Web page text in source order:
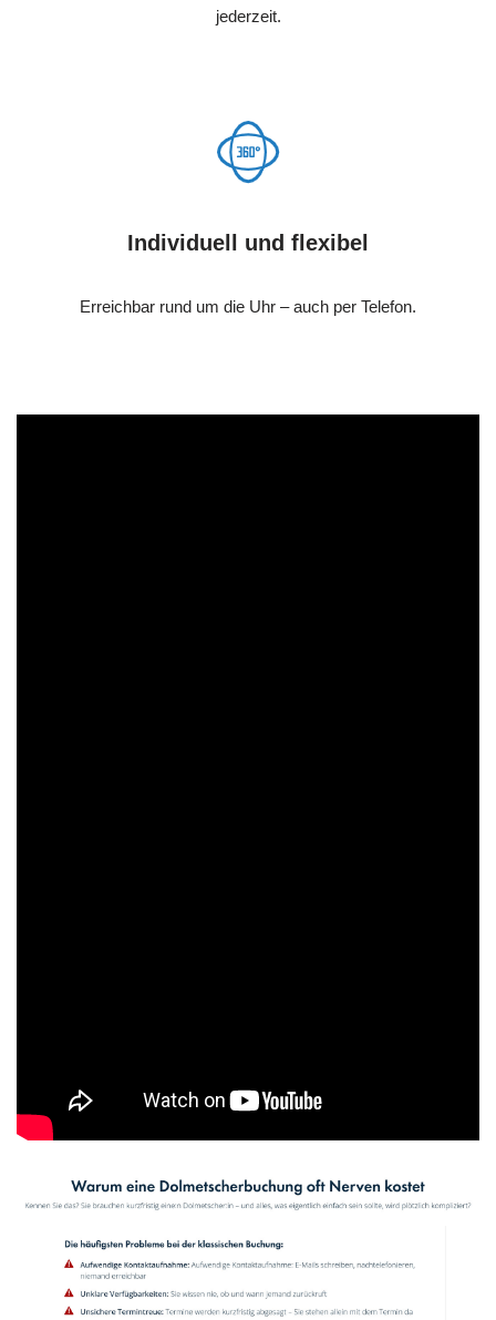
jederzeit.
Individuell und flexibel
Erreichbar rund um die Uhr – auch per Telefon.